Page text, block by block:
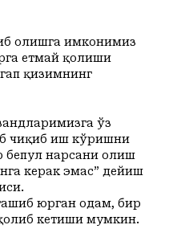
олишга имконимиз
етмай қолиши
қизимнинг
ўз
чиқиб иш кўришни
бепул нарсани олиш
керак эмас” дейиш
юрган одам, бир
кетиши мумкин.